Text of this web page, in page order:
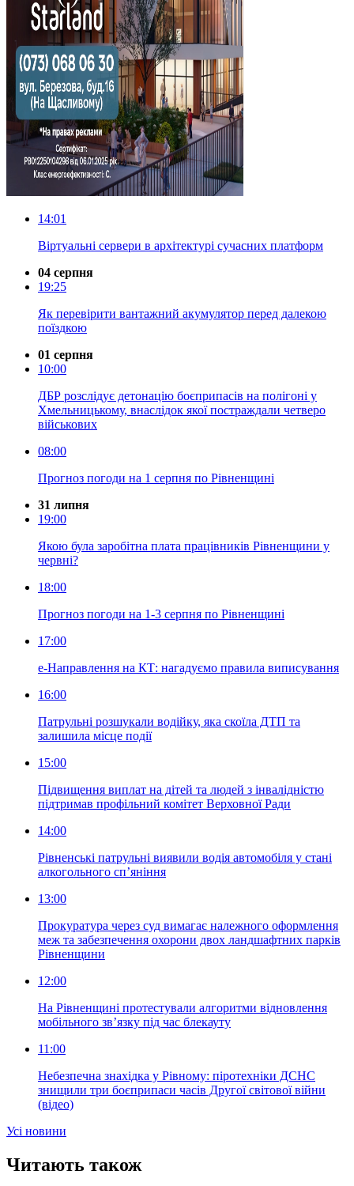
14:01
Віртуальні сервери в архітектурі сучасних платформ
04 серпня
19:25
Як перевірити вантажний акумулятор перед далекою
поїздкою
01 серпня
10:00
ДБР розслідує детонацію боєприпасів на полігоні у
Хмельницькому, внаслідок якої постраждали четверо
військових
08:00
Прогноз погоди на 1 серпня по Рівненщині
31 липня
19:00
Якою була заробітна плата працівників Рівненщини у
червні?
18:00
Прогноз погоди на 1-3 серпня по Рівненщині
17:00
е-Направлення на КТ: нагадуємо правила виписування
16:00
Патрульні розшукали водійку, яка скоїла ДТП та
залишила місце події
15:00
Підвищення виплат на дітей та людей з інвалідністю
підтримав профільний комітет Верховної Ради
14:00
Рівненські патрульні виявили водія автомобіля у стані
алкогольного сп’яніння
13:00
Прокуратура через суд вимагає належного оформлення
меж та забезпечення охорони двох ландшафтних парків
Рівненщини
12:00
На Рівненщині протестували алгоритми відновлення
мобільного зв’язку під час блекауту
11:00
Небезпечна знахідка у Рівному: піротехніки ДСНС
знищили три боєприпаси часів Другої світової війни
(відео)
Усi новини
Читають також